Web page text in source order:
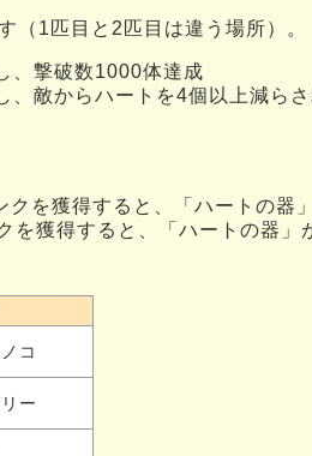
（1匹目と2匹目は違う場所）。
、撃破数1000体達成
敵からハートを4個以上減ら
を獲得すると、「ハートの器
獲得すると、「ハートの器」
コ
ー